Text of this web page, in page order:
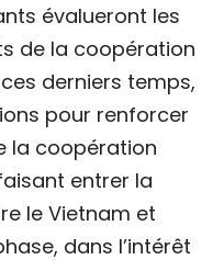
évalueront les
de la coopération
derniers temps,
pour renforcer
la coopération
entrer la
le Vietnam et
dans l’intérêt